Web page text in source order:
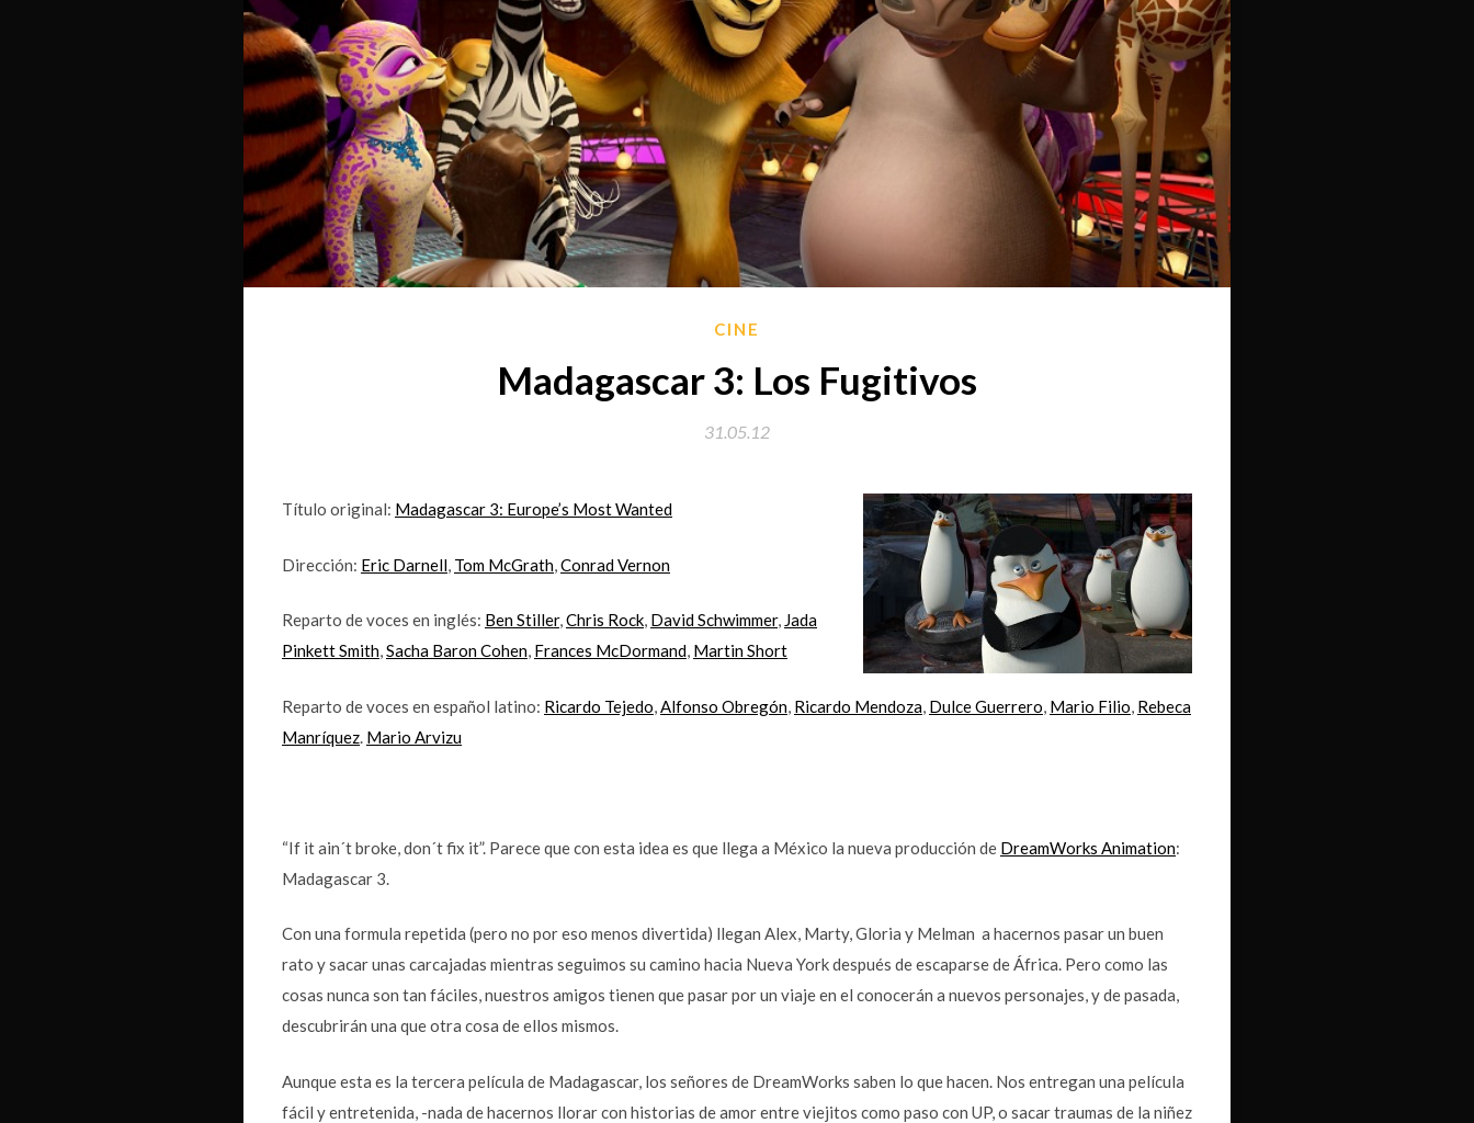
CINE
Madagascar 3: Los Fugitivos
31.05.12
Título original: Madagascar 3: Europe’s Most Wanted
Dirección: Eric Darnell Tom McGrath Conrad Vernon
Reparto de voces en inglés: Ben Stiller,Chris Rock, David Schwimmer, Jada
Pinkett Smith,Sacha Baron Cohen, Frances McDormand, Martin Short
Reparto de voces en español latino: Ricardo Tejedo Alfonso Obregón Ricardo Mendoza Dulce Guerrero Mario Filio Rebeca
Manríquez Mario Arvizu
“If it ain´t broke, don´t fix it”. Parece que con esta idea es que llega a México la nueva producción de DreamWorks Animation:
Madagascar 3.
Con una formula repetida (pero no por eso menos divertida) llegan Alex, Marty, Gloria y Melman a hacernos pasar un buen
rato y sacar unas carcajadas mientras seguimos su camino hacia Nueva York después de escaparse de África. Pero como las
cosas nunca son tan fáciles, nuestros amigos tienen que pasar por un viaje en el conocerán a nuevos personajes, y de pasada,
descubrirán una que otra cosa de ellos mismos.
Aunque esta es la tercera película de Madagascar, los señores de DreamWorks saben lo que hacen. Nos entregan una película
fácil y entretenida, -nada de hacernos llorar con historias de amor entre viejitos como paso con UP, o sacar traumas de la niñez